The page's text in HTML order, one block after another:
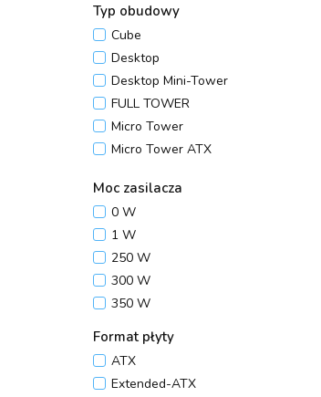
Genesis
Gigabyte
IBOX
LANBERG
LISTAN GMBH
Logic Concept
MODECOM
Typ obudowy
Cube
Desktop
Desktop Mini-Tower
FULL TOWER
Micro Tower
Micro Tower ATX
Mini Tower
Rack 1U
Rack 2U
Rack 3U
Rack 4U
SFF (Small Form Factor)
Slim Desktop/Tower
Small Tower
Tower
Moc zasilacza
0 W
1 W
250 W
300 W
350 W
Format płyty
ATX
Extended-ATX